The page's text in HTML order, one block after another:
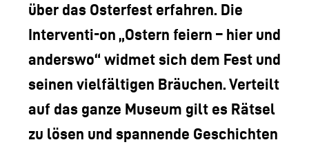
über das Osterfest erfahren. Die
Interventi-on „Ostern feiern – hier und
anderswo“ widmet sich dem Fest und
seinen vielfältigen Bräuchen. Verteilt
auf das ganze Museum gilt es Rätsel
zu lösen und spannende Geschichten